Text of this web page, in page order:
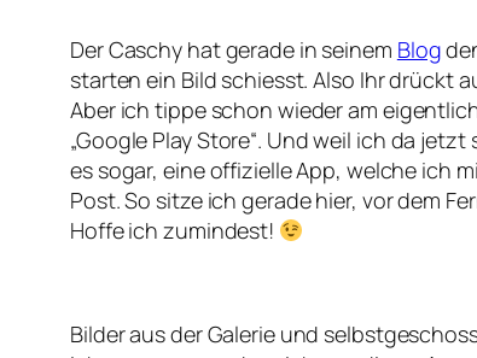
Der Caschy hat gerade in seinem Blog
starten ein Bild schiesst. Also Ihr drückt
Aber ich tippe schon wieder am
„Google Play Store“. Und weil ich da
es sogar, eine offizielle App, welche ich
Post. So sitze ich gerade hier, vor dem
Hoffe ich zumindest!
Bilder aus der Galerie und